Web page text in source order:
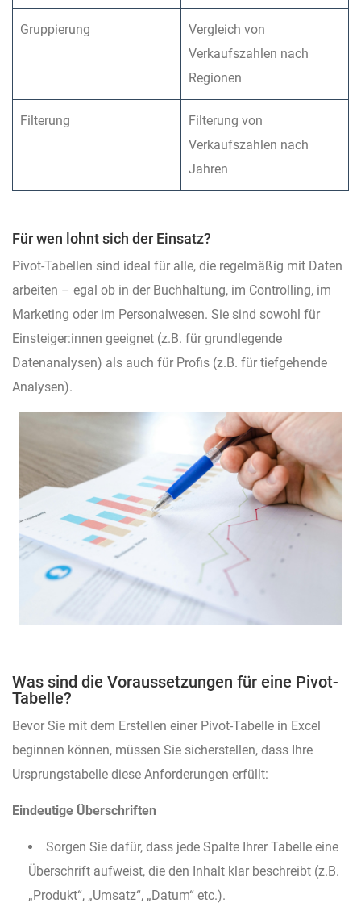
Gruppierung
Vergleich von
Verkaufszahlen nach
Regionen
Filterung
Filterung von
Verkaufszahlen nach
Jahren
Für wen lohnt sich der Einsatz?
Pivot-Tabellen sind ideal für alle, die regelmäßig mit Daten
arbeiten – egal ob in der Buchhaltung, im Controlling, im
Marketing oder im Personalwesen. Sie sind sowohl für
Einsteiger:innen geeignet (z.B. für grundlegende
Datenanalysen) als auch für Profis (z.B. für tiefgehende
Analysen).
Was sind die Voraussetzungen für eine Pivot-
Tabelle?
Bevor Sie mit dem Erstellen einer Pivot-Tabelle in Excel
beginnen können, müssen Sie sicherstellen, dass Ihre
Ursprungstabelle diese Anforderungen erfüllt:
Eindeutige Überschriften
Sorgen Sie dafür, dass jede Spalte Ihrer Tabelle eine
Überschrift aufweist, die den Inhalt klar beschreibt (z.B.
„Produkt“, „Umsatz“, „Datum“ etc.).